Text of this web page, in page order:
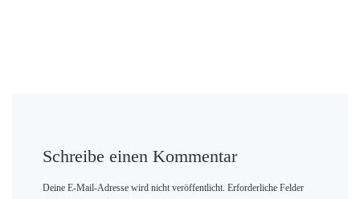
Schreibe einen Kommentar
Deine E-Mail-Adresse wird nicht veröffentlicht. Erforderliche Felder